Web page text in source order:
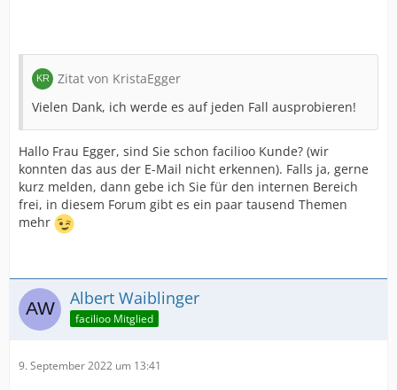
Zitat von KristaEgger
Vielen Dank, ich werde es auf jeden Fall ausprobieren!
Hallo Frau Egger, sind Sie schon facilioo Kunde? (wir
konnten das aus der E-Mail nicht erkennen). Falls ja, gerne
kurz melden, dann gebe ich Sie für den internen Bereich
frei, in diesem Forum gibt es ein paar tausend Themen
mehr
Albert Waiblinger
facilioo Mitglied
9. September 2022 um 13:41